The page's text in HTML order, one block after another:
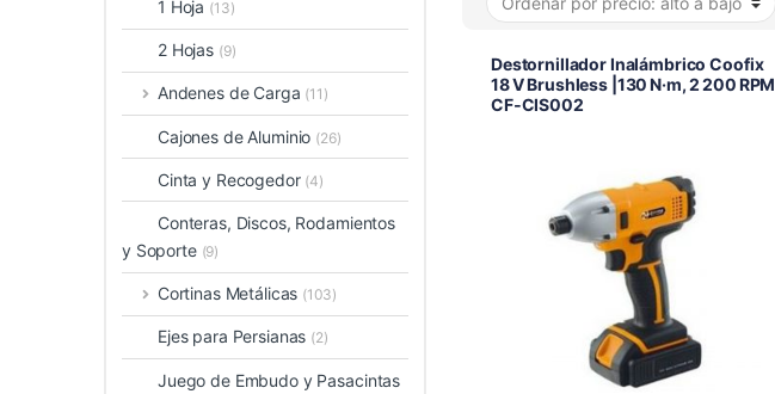
Destornillador Inalámbrico Coofix
18 V Brushless |130 N·m, 2 200 RPM
CF‑CIS002
1 Hoja (13)
2 Hojas (9)
Andenes de Carga (11)
Cajones de Aluminio (26)
Cinta y Recogedor (4)
Conteras, Discos, Rodamientos
y Soporte (9)
Cortinas Metálicas (103)
Ejes para Persianas (2)
Juego de Embudo y Pasacintas